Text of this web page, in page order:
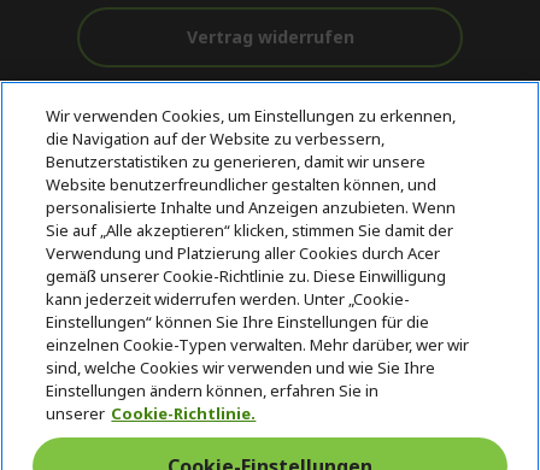
Vertrag widerrufen
Kostenloser
Versand
vor und nach
dem Kauf
Zahlung
© 2026 Acer Inc.
CPYou BV ist der autorisierte Wiederverkäufer und Händler der
Produkte und Dienstleistungen, die in diesem Shop angeboten
werden.
Deutschland/Österreich
Wir verwenden Cookies, um Einstellungen zu erkennen,
die Navigation auf der Website zu verbessern,
Benutzerstatistiken zu generieren, damit wir unsere
Website benutzerfreundlicher gestalten können, und
personalisierte Inhalte und Anzeigen anzubieten. Wenn
Sie auf „Alle akzeptieren“ klicken, stimmen Sie damit der
Verwendung und Platzierung aller Cookies durch Acer
gemäß unserer Cookie-Richtlinie zu. Diese Einwilligung
kann jederzeit widerrufen werden. Unter „Cookie-
Einstellungen“ können Sie Ihre Einstellungen für die
einzelnen Cookie-Typen verwalten. Mehr darüber, wer wir
sind, welche Cookies wir verwenden und wie Sie Ihre
Einstellungen ändern können, erfahren Sie in
unserer Cookie-Richtlinie.